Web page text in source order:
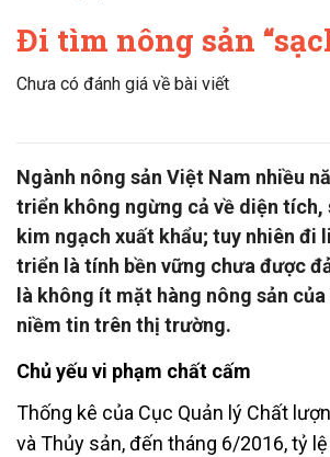
Đi tìm nông sản
Chưa có đánh giá về bài viết
Ngành nông sản Việt Nam nhiều
triển không ngừng cả về diện tích,
kim ngạch xuất khẩu; tuy nhiên đi
triển là tính bền vững chưa được
là không ít mặt hàng nông sản
niềm tin trên thị trường.
Chủ yếu vi phạm chất cấm
Thống kê của Cục Quản lý Chất
và Thủy sản, đến tháng 6/2016, tỷ